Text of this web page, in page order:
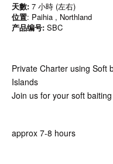
天數: 7 小時 (左右)
位置: Paihia , Northland
产品编号: SBC
Private Charter using Soft
Islands
Join us for your soft
approx 7-8 hours